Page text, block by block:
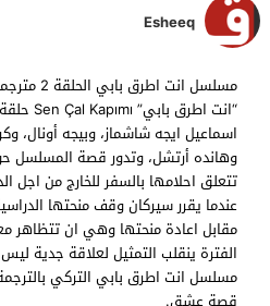
Esheeq
مسلسل
اسماعيل ايجه شاشماز، وبيجه أونال،
وهانده أرتشل، وتدور قصة المسلسل
تتعلق احلامها بالسفر للخارج من اجل
عندما يقرر سيركان وقف منحتها
مقابل اعادة منحتها وهي ان تتظاهر
مسلسل انت اطرق بابي التركي